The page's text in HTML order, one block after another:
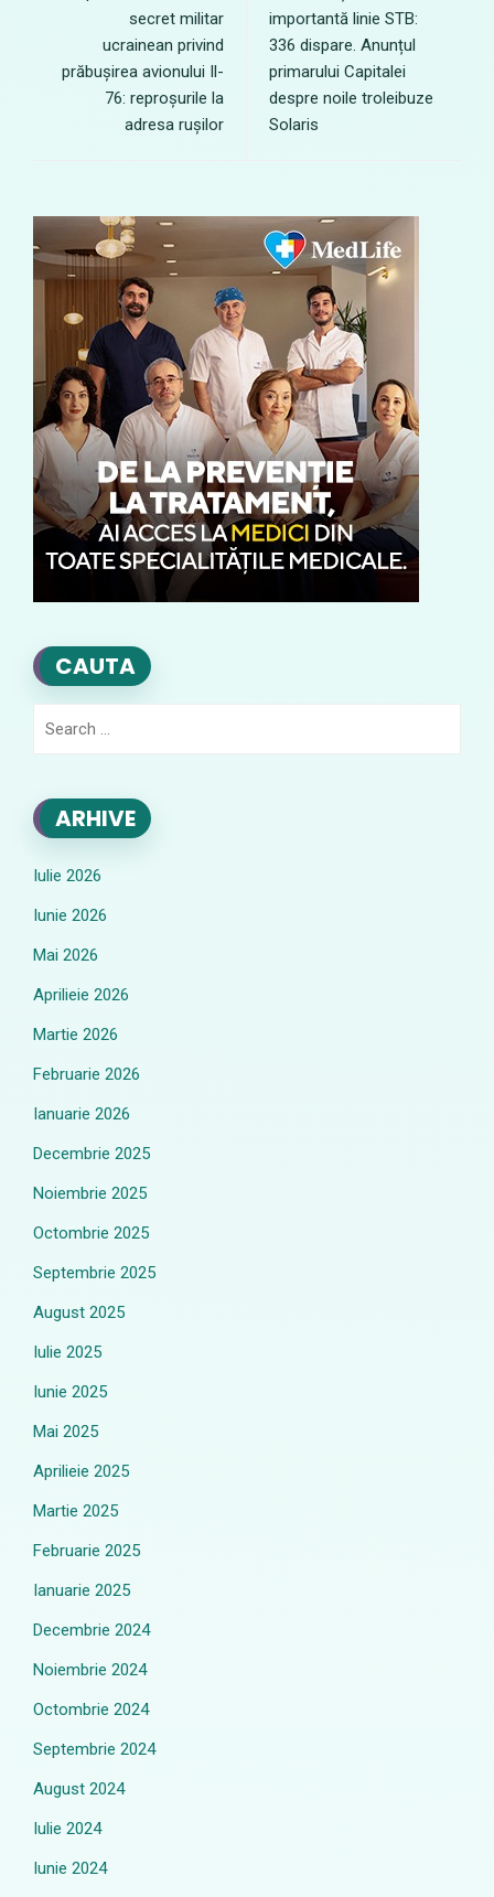
secret militar
ucrainean privind
prăbușirea avionului Il-
76: reproșurile la
adresa rușilor
importantă linie STB:
336 dispare. Anunțul
primarului Capitalei
despre noile troleibuze
Solaris
CAUTA
ARHIVE
Iulie 2026
Iunie 2026
Mai 2026
Aprilieie 2026
Martie 2026
Februarie 2026
Ianuarie 2026
Decembrie 2025
Noiembrie 2025
Octombrie 2025
Septembrie 2025
August 2025
Iulie 2025
Iunie 2025
Mai 2025
Aprilieie 2025
Martie 2025
Februarie 2025
Ianuarie 2025
Decembrie 2024
Noiembrie 2024
Octombrie 2024
Septembrie 2024
August 2024
Iulie 2024
Iunie 2024